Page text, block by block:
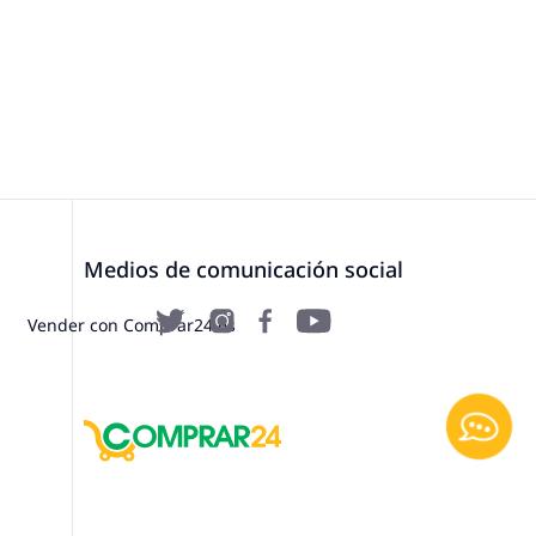
Vender con Comprar24.es
Medios de comunicación social